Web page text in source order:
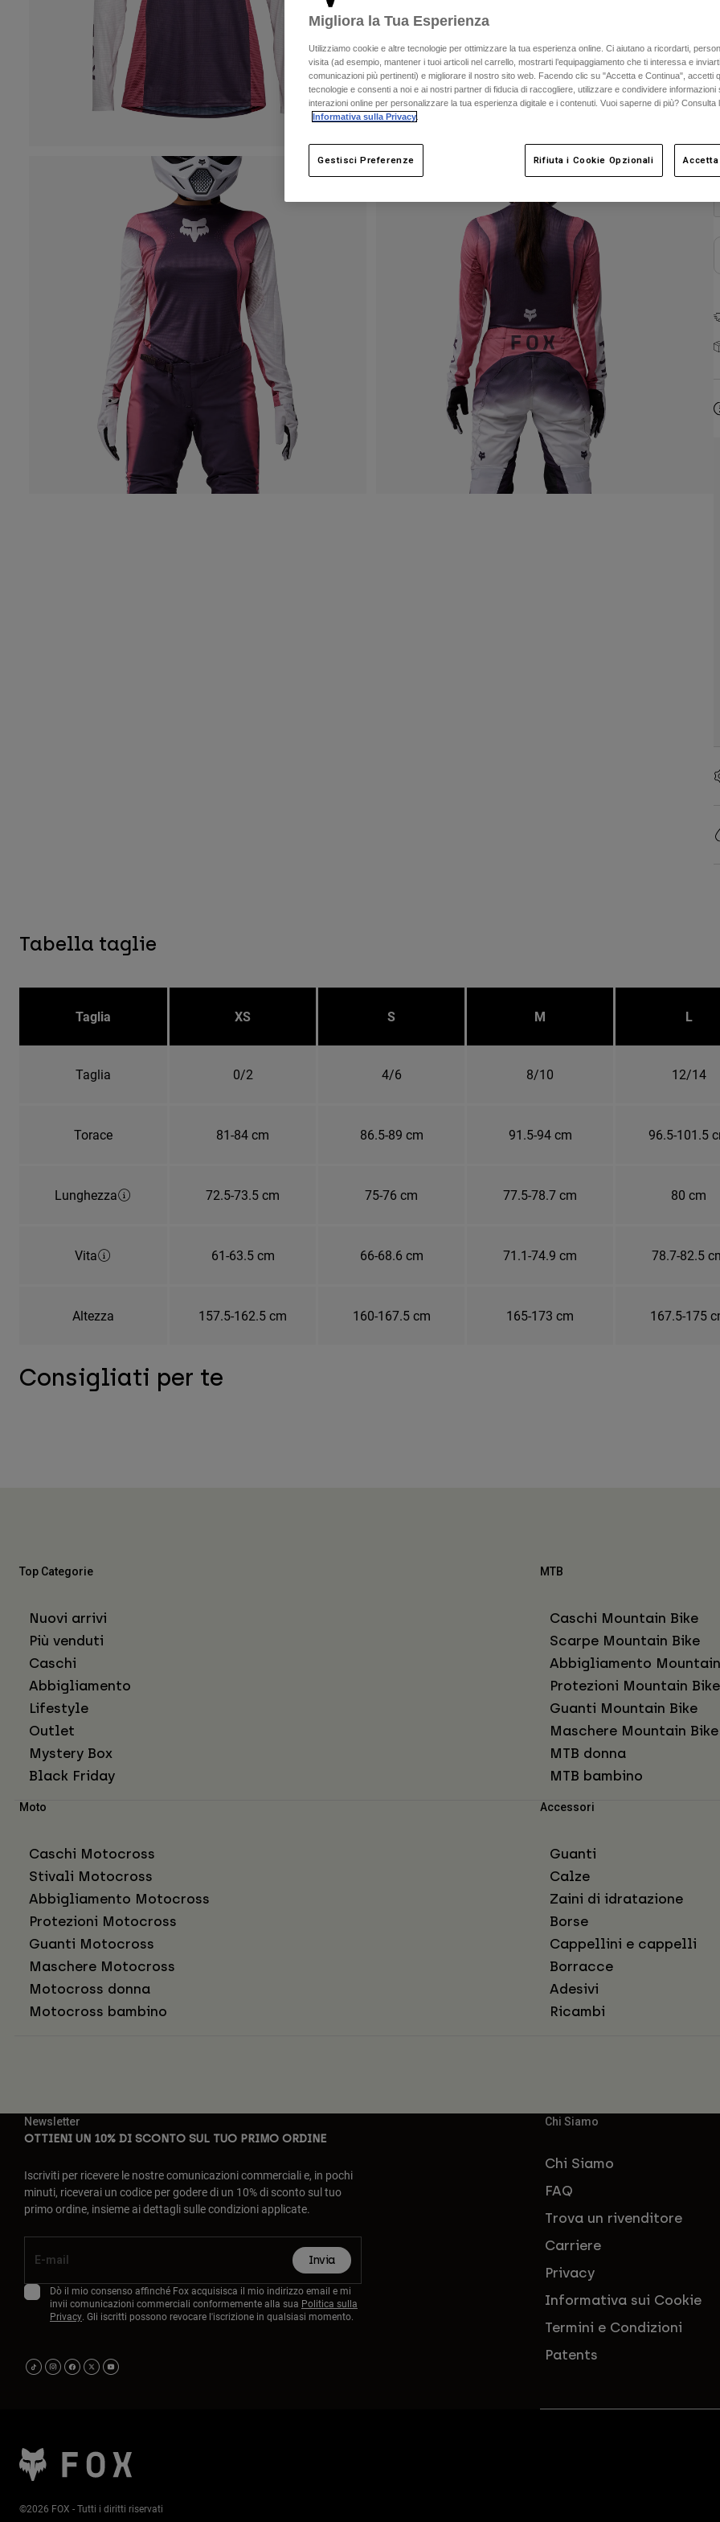
Tabella taglie
Taglia XS S M L
Taglia 0/2 4/6 8/10 12/14
Torace 81-84 cm 86.5-89 cm 91.5-94 cm 96.5-101.5
Lunghezza 72.5-73.5 cm 75-76 cm 77.5-78.7 cm 80 cm
Vita 61-63.5 cm 66-68.6 cm 71.1-74.9 cm 78.7-82.5
Altezza 157.5-162.5 cm 160-167.5 cm 165-173 cm 167.5-175
Consigliati per te
Top Categorie
Nuovi arrivi
Più venduti
Caschi
Abbigliamento
Lifestyle
Outlet
Mystery Box
Black Friday
MTB
Caschi Mountain Bike
Scarpe Mountain Bike
Abbigliamento
Protezioni Mountain Bike
Guanti Mountain Bike
Maschere Mountain Bike
MTB donna
MTB bambino
Moto
Caschi Motocross
Stivali Motocross
Abbigliamento Motocross
Protezioni Motocross
Guanti Motocross
Maschere Motocross
Motocross donna
Motocross bambino
Accessori
Guanti
Calze
Zaini di idratazione
Borse
Cappellini e cappelli
Borracce
Adesivi
Ricambi
Newsletter
OTTIENI UN 10% DI SCONTO SUL TUO PRIMO ORDINE
Iscriviti per ricevere le nostre comunicazioni commerciali e, in pochi
minuti, riceverai un codice per godere di un 10% di sconto sul tuo
primo ordine, insieme ai dettagli sulle condizioni applicate.
Invia
Dò il mio consenso affinché Fox acquisisca il mio indirizzo email e mi
invii comunicazioni commerciali conformemente alla sua Politica sulla
Privacy. Gli iscritti possono revocare l'iscrizione in qualsiasi momento.
Chi Siamo
Chi Siamo
FAQ
Trova un rivenditore
Carriere
Privacy
Informativa sui Cookie
Termini e Condizioni
Patents
©2026 FOX - Tutti i diritti riservati
Migliora la Tua Esperienza
Utilizziamo cookie e altre tecnologie per ottimizzare la tua esperienza online. Ci aiutano a ricordarti,
visita (ad esempio, mantener i tuoi articoli nel carrello, mostrarti l’equipaggiamento che ti interessa e
comunicazioni più pertinenti) e migliorare il nostro sito web. Facendo clic su "Accetta e Continua", accetti
tecnologie e consenti a noi e ai nostri partner di fiducia di raccogliere, utilizzare e condividere informazioni
interazioni online per personalizzare la tua esperienza digitale e i contenuti. Vuoi saperne di più? Consulta
Informativa sulla Privacy
Gestisci Preferenze Rifiuta i Cookie Opzionali